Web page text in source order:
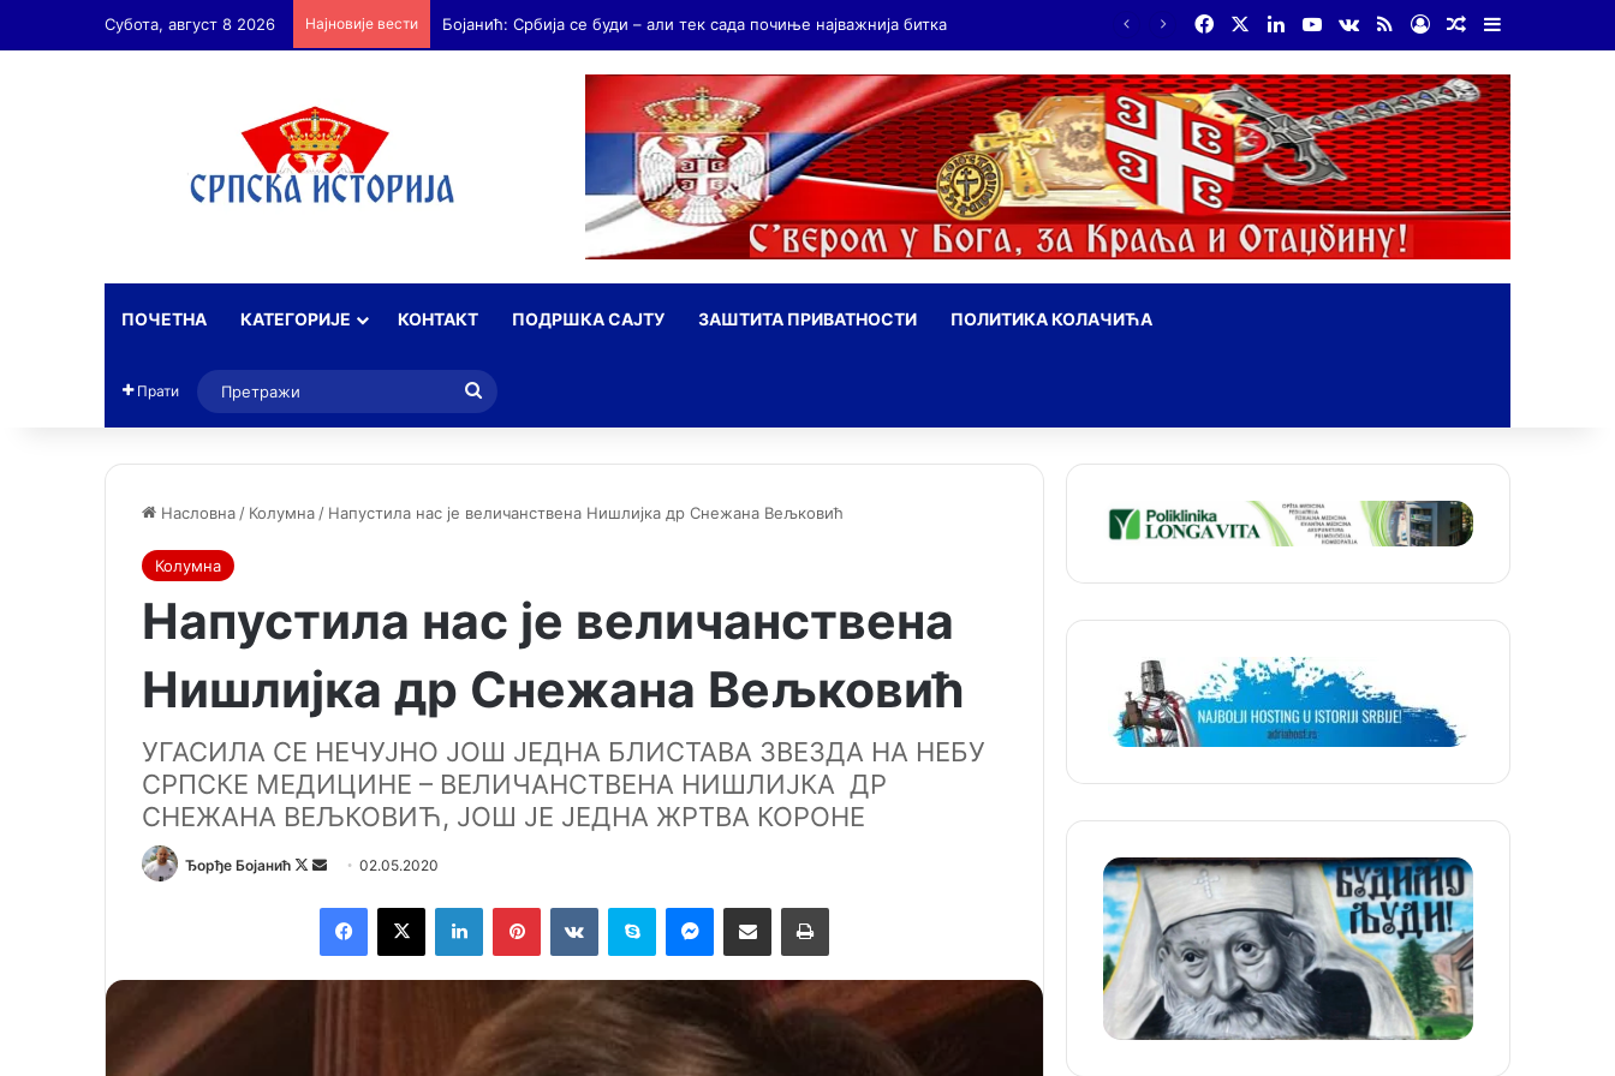
Субота, август 8 2026 Најновије вести Бојанић: Србија се буди – али тек сада почиње најважнија битка FacebookLinkedInYouTube
vk.com
RSS Log InRandom Article
ПОЧЕТНА КАТЕГОРИЈЕ КОНТАКТ ПОДРШКА САЈТУ ЗАШТИТА ПРИВАТНОСТИ ПОЛИТИКА КОЛАЧИЋА
Прати
Насловна / Колумна / Напустила нас је величанствена Нишлијка др Снежана Вељковић
Колумна
Напустила нас је величанствена
Нишлијка др Снежана Вељковић
УГАСИЛА СЕ НЕЧУЈНО ЈОШ ЈЕДНА БЛИСТАВА ЗВЕЗДА НА НЕБУ
СРПСКЕ МЕДИЦИНЕ – ВЕЛИЧАНСТВЕНА НИШЛИЈКА ДР
СНЕЖАНА ВЕЉКОВИЋ, ЈОШ ЈЕ ЈЕДНА ЖРТВА КОРОНЕ
Ђорђе Бојанић
F
o
d
a
02.05.2020